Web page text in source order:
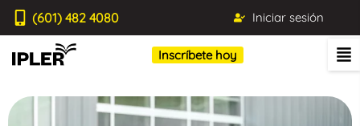
(601) 482 4080 Iniciar sesión
Inscríbete hoy